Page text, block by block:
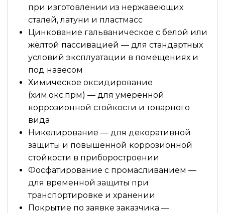
при изготовлении из нержавеющих
сталей, латуни и пластмасс
Цинкование гальваническое с белой или
жёлтой пассивацией — для стандартных
условий эксплуатации в помещениях и
под навесом
Химическое оксидирование
(хим.окс.прм) — для умеренной
коррозионной стойкости и товарного
вида
Никелирование — для декоративной
защиты и повышенной коррозионной
стойкости в приборостроении
Фосфатирование с промасливанием —
для временной защиты при
транспортировке и хранении
Покрытие по заявке заказчика —